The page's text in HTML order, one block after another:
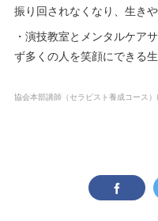
振り回されなくなり、生き
・演技教室とメンタルケア
ず多くの人を笑顔にできる
協会本部講師（セラピスト養成コース）